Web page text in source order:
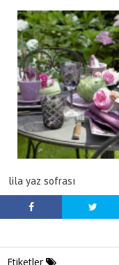
lila yaz sofrası
Etiketler